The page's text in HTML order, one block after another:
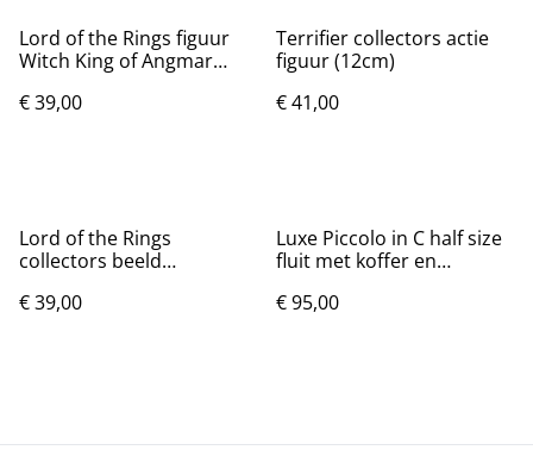
Lord of the Rings figuur
Witch King of Angmar
€ 39,00
Terrifier collectors actie
figuur (12cm)
€ 41,00
Lord of the Rings
collectors beeld
€ 39,00
Luxe Piccolo in C half size
fluit met koffer en
€ 95,00